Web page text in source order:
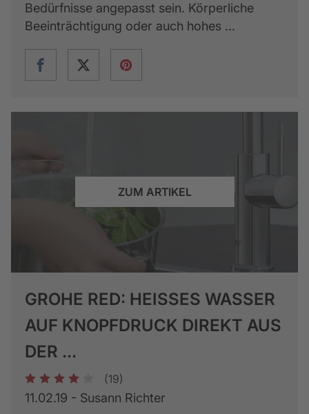
Bedürfnisse angepasst sein. Körperliche
Beeinträchtigung oder auch hohes ...
ZUM ARTIKEL
GROHE RED: HEISSES WASSER A
UF KNOPFDRUCK DIREKT AUS D
ER ...
1 2 3 4 (19)
11.02.19 - Susann Richter